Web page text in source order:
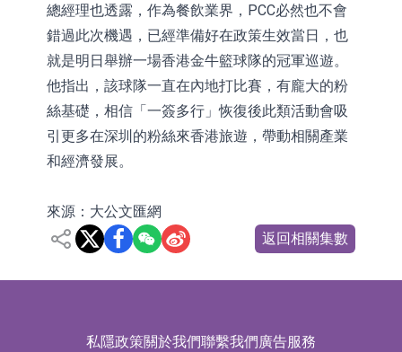
總經理也透露，作為餐飲業界，PCC必然也不會
錯過此次機遇，已經準備好在政策生效當日，也
就是明日舉辦一場香港金牛籃球隊的冠軍巡遊。
他指出，該球隊一直在內地打比賽，有龐大的粉
絲基礎，相信「一簽多行」恢復後此類活動會吸
引更多在深圳的粉絲來香港旅遊，帶動相關產業
和經濟發展。
來源：大公文匯網
返回相關集數
私隱政策關於我們聯繫我們廣告服務